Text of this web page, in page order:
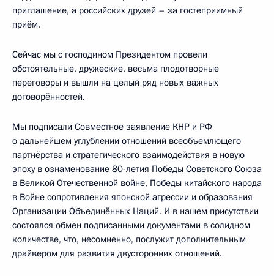
приглашение, а российских друзей – за гостеприимный
приём.
Сейчас мы с господином Президентом провели
обстоятельные, дружеские, весьма плодотворные
переговоры и вышли на целый ряд новых важных
договорённостей.
Мы подписали Совместное заявление КНР и РФ
о дальнейшем углублении отношений всеобъемлющего
партнёрства и стратегического взаимодействия в новую
эпоху в ознаменование 80-летия Победы Советского Союза
в Великой Отечественной войне, Победы китайского народа
в Войне сопротивления японской агрессии и образования
Организации Объединённых Наций. И в нашем присутствии
состоялся обмен подписанными документами в солидном
количестве, что, несомненно, послужит дополнительным
драйвером для развития двусторонних отношений.